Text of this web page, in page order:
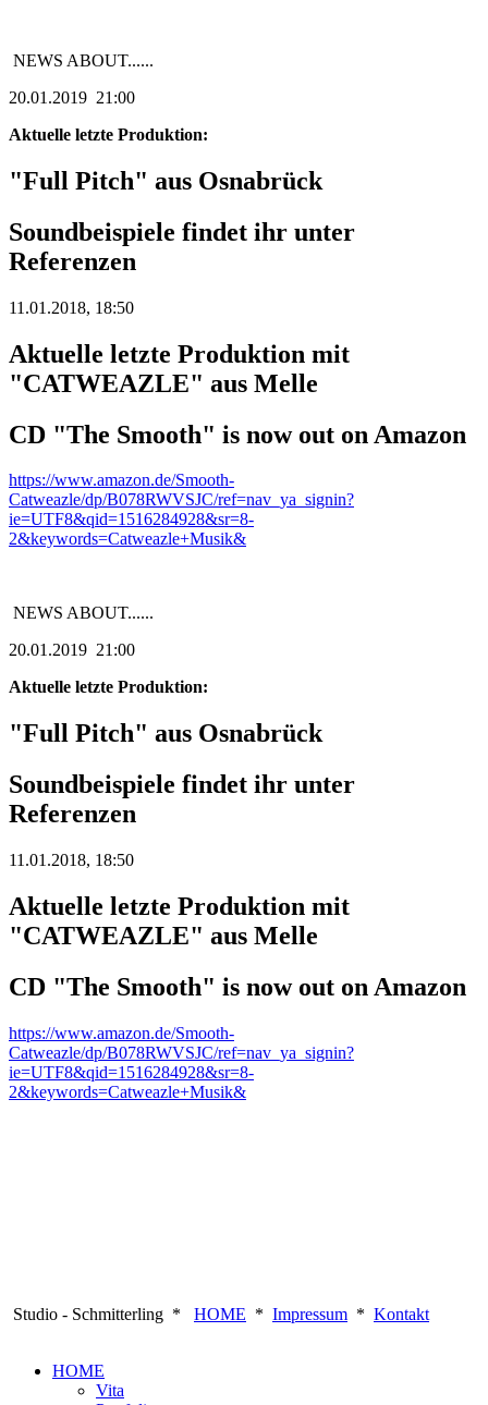
NEWS ABOUT......
20.01.2019 21:00
Aktuelle letzte Produktion:
"Full Pitch" aus Osnabrück
Soundbeispiele findet ihr unter
Referenzen
11.01.2018, 18:50
Aktuelle letzte Produktion mit
"CATWEAZLE" aus Melle
CD "The Smooth" is now out on Amazon
https://www.amazon.de/Smooth-
Catweazle/dp/B078RWVSJC/ref=nav_ya_signin?
ie=UTF8&qid=1516284928&sr=8-
2&keywords=Catweazle+Musik&
NEWS ABOUT......
20.01.2019 21:00
Aktuelle letzte Produktion:
"Full Pitch" aus Osnabrück
Soundbeispiele findet ihr unter
Referenzen
11.01.2018, 18:50
Aktuelle letzte Produktion mit
"CATWEAZLE" aus Melle
CD "The Smooth" is now out on Amazon
https://www.amazon.de/Smooth-
Catweazle/dp/B078RWVSJC/ref=nav_ya_signin?
ie=UTF8&qid=1516284928&sr=8-
2&keywords=Catweazle+Musik&
Studio - Schmitterling * HOME * Impressum * Kontakt
HOME
Vita